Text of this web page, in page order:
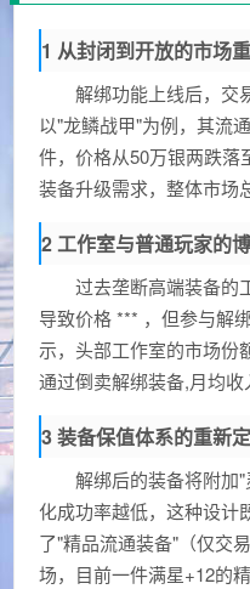
1 从封闭到开放的市场
解绑功能上线后，交
以"龙鳞战甲"为例，其流
件，价格从50万银两跌落
装备升级需求，整体市场
2 工作室与普通玩家的
过去垄断高端装备的
导致价格 *** ，但参与解
示，头部工作室的市场份
通过倒卖解绑装备,月均收
3 装备保值体系的重新
解绑后的装备将附加
化成功率越低，这种设计
了"精品流通装备"（仅交
场，目前一件满星+12的